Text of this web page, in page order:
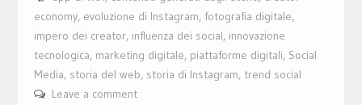
economy, evoluzione di Instagram, fotografia digitale,
impero dei creator, influenza dei social, innovazione
tecnologica, marketing digitale, piattaforme digitali, Social
Media, storia del web, storia di Instagram, trend social
Leave a comment